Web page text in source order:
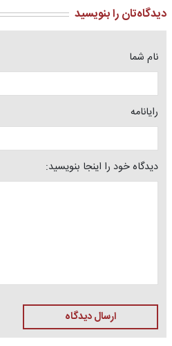
دیدگاه‌تان را بنویسید
نام شما
رایانامه
دیدگاه خود را اینجا بنویسید:
ارسال دیدگاه